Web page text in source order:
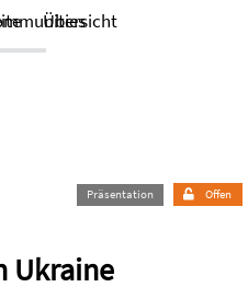
Übersicht
Präsentation Offen
Ukraine